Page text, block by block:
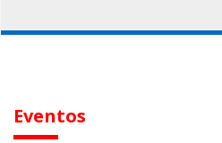
Eventos